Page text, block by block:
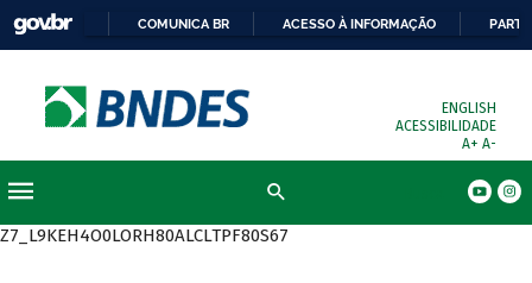
COMUNICA BR ACESSO À INFORMAÇÃO
ENGLISH
ACESSIBILIDADE
A+ A-
Z7_L9KEH4O0LORH80ALCLTPF80S67